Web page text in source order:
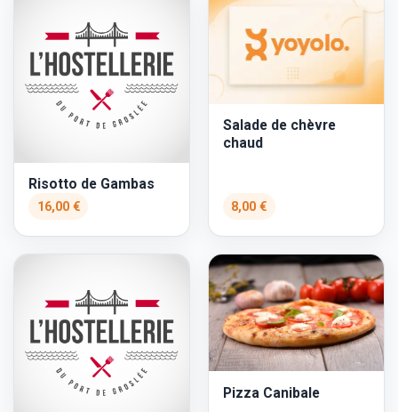
Risotto de Gambas
16,00 €
Salade de chèvre
chaud
8,00 €
Pizza Canibale